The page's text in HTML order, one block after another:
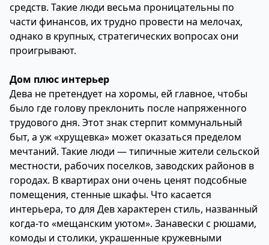
средств. Такие люди весьма проницательны по
части финансов, их трудно провести на мелочах,
однако в крупных, стратегических вопросах они
проигрывают.
Дом плюс интерьер
Дева не претендует на хоромы, ей главное, чтобы
было где голову преклонить после напряженного
трудового дня. Этот знак стерпит коммунальный
быт, а уж «хрущевка» может оказаться пределом
мечтаний. Такие люди — типичные жители сельской
местности, рабочих поселков, заводских районов в
городах. В квартирах они очень ценят подсобные
помещения, стенные шкафы. Что касается
интерьера, то для Дев характерен стиль, названный
когда-то «мещанским уютом». Занавески с рюшами,
комоды и столики, украшенные кружевными